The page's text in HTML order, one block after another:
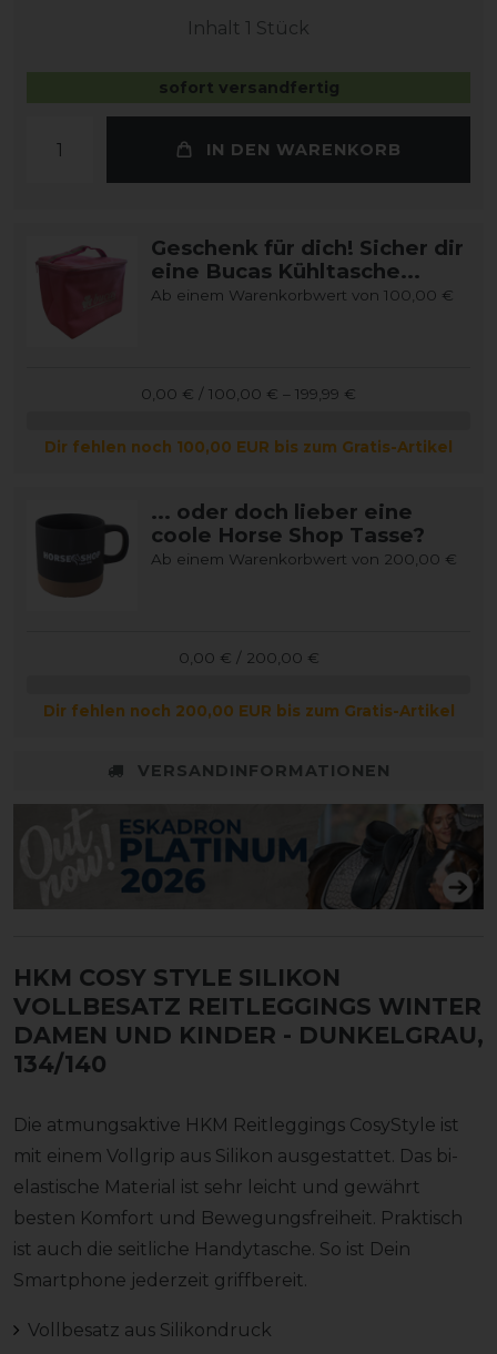
Inhalt 1 Stück
sofort versandfertig
IN DEN WARENKORB
Geschenk für dich! Sicher dir
eine Bucas Kühltasche...
Ab einem Warenkorbwert von 100,00 €
0,00 € / 100,00 € – 199,99 €
Dir fehlen noch 100,00 EUR bis zum Gratis-Artikel
... oder doch lieber eine
coole Horse Shop Tasse?
Ab einem Warenkorbwert von 200,00 €
0,00 € / 200,00 €
Dir fehlen noch 200,00 EUR bis zum Gratis-Artikel
VERSANDINFORMATIONEN
HKM COSY STYLE SILIKON
VOLLBESATZ REITLEGGINGS WINTER
DAMEN UND KINDER - DUNKELGRAU,
134/140
Die atmungsaktive HKM Reitleggings CosyStyle ist
mit einem Vollgrip aus Silikon ausgestattet. Das bi-
elastische Material ist sehr leicht und gewährt
besten Komfort und Bewegungsfreiheit. Praktisch
ist auch die seitliche Handytasche. So ist Dein
Smartphone jederzeit griffbereit.
Vollbesatz aus Silikondruck